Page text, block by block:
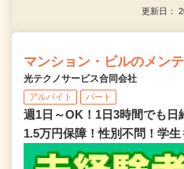
更新日：
マンション・ビルのメン
光テクノサービス合同会社
アルバイト パート
週1日～OK！1日3時間でも日
1.5万円保障！性別不問！学生